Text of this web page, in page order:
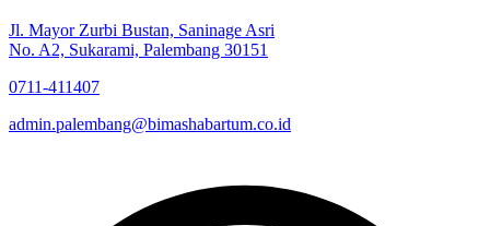
Jl. Mayor Zurbi Bustan, Saninage Asri
No. A2, Sukarami, Palembang 30151
0711-411407
admin.palembang@bimashabartum.co.id